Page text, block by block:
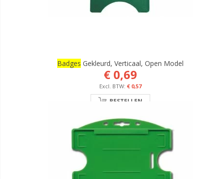
Badges Gekleurd, Verticaal, Open Model
€ 0,69
€ 0,57
BESTELLEN